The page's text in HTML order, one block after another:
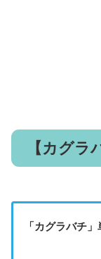
【カグラ
「カグラバチ」